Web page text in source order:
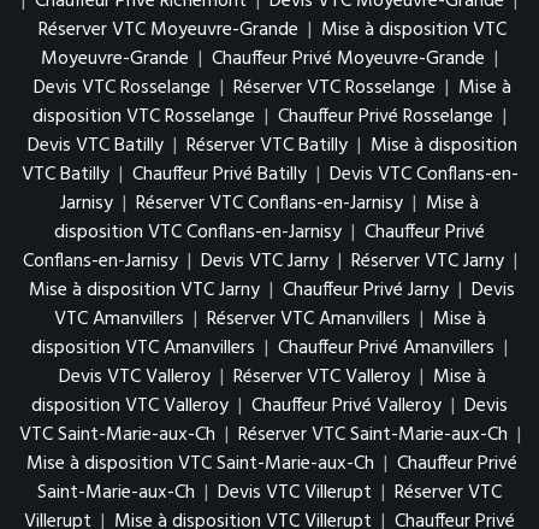
Réserver VTC Moyeuvre-Grande | Mise à disposition VTC
Moyeuvre-Grande | Chauffeur Privé Moyeuvre-Grande |
Devis VTC Rosselange | Réserver VTC Rosselange | Mise à
disposition VTC Rosselange | Chauffeur Privé Rosselange |
Devis VTC Batilly | Réserver VTC Batilly | Mise à disposition
VTC Batilly | Chauffeur Privé Batilly | Devis VTC Conflans-en-
Jarnisy | Réserver VTC Conflans-en-Jarnisy | Mise à
disposition VTC Conflans-en-Jarnisy | Chauffeur Privé
Conflans-en-Jarnisy | Devis VTC Jarny | Réserver VTC Jarny |
Mise à disposition VTC Jarny | Chauffeur Privé Jarny | Devis
VTC Amanvillers | Réserver VTC Amanvillers | Mise à
disposition VTC Amanvillers | Chauffeur Privé Amanvillers |
Devis VTC Valleroy | Réserver VTC Valleroy | Mise à
disposition VTC Valleroy | Chauffeur Privé Valleroy | Devis
VTC Saint-Marie-aux-Ch | Réserver VTC Saint-Marie-aux-Ch |
Mise à disposition VTC Saint-Marie-aux-Ch | Chauffeur Privé
Saint-Marie-aux-Ch | Devis VTC Villerupt | Réserver VTC
Villerupt | Mise à disposition VTC Villerupt | Chauffeur Privé